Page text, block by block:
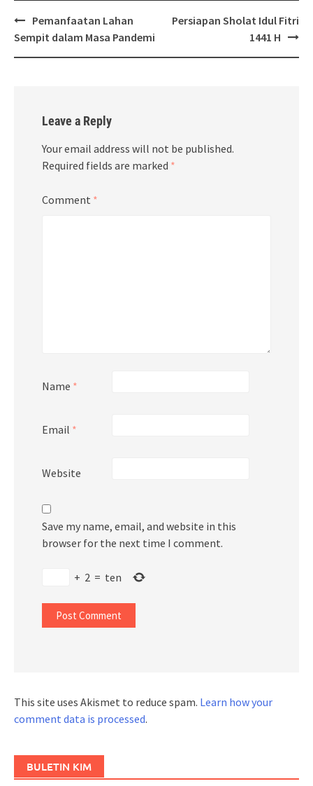
Post
navigation
Pemanfaatan Lahan
Sempit dalam Masa Pandemi
Persiapan Sholat Idul Fitri
1441 H
Leave a Reply
Your email address will not be published.
Required fields are marked *
Comment *
Name *
Email *
Website
Save my name, email, and website in this
browser for the next time I comment.
+ 2 = ten
This site uses Akismet to reduce spam. Learn how your
comment data is processed.
BULETIN KIM